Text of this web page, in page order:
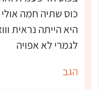
כוס שתיה חמה
היא הייתה נראית
לגמרי לא אפויה
הגב